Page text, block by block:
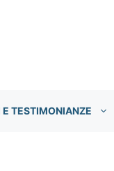
TESTIMONIANZE